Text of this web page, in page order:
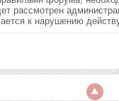
рассмотрен
к нарушению